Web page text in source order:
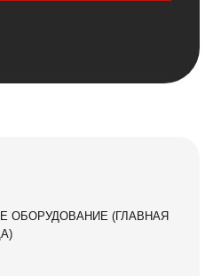
ОБОРУДОВАНИЕ (ГЛАВНАЯ